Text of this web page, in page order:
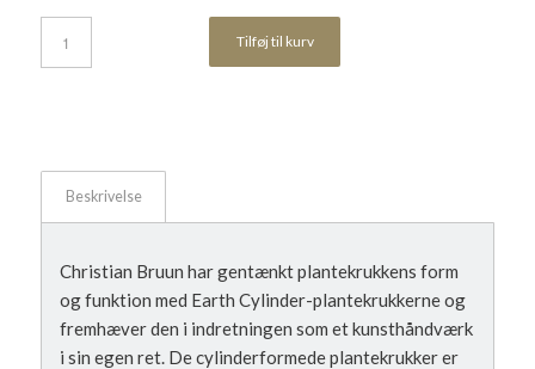
Tilføj til kurv
Beskrivelse
Christian Bruun har gentænkt plantekrukkens form
og funktion med Earth Cylinder-plantekrukkerne og
fremhæver den i indretningen som et kunsthåndværk
i sin egen ret. De cylinderformede plantekrukker er